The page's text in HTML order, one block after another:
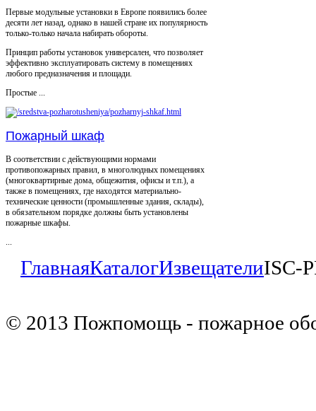
Первые модульные установки в Европе появились более
десяти лет назад, однако в нашей стране их популярность
только-только начала набирать обороты.
Принцип работы установок универсален, что позволяет
эффективно эксплуатировать систему в помещениях
любого предназначения и площади.
Простые ...
Пожарный шкаф
В соответствии с действующими нормами
противопожарных правил, в многолюдных помещениях
(многоквартирные дома, общежития, офисы и т.п.), а
также в помещениях, где находятся материально-
технические ценности (промышленные здания, склады),
в обязательном порядке должны быть установлены
пожарные шкафы.
ГлавнаяКаталогИзвещателиISC-
© 2013 Пожпомощь - пожарное